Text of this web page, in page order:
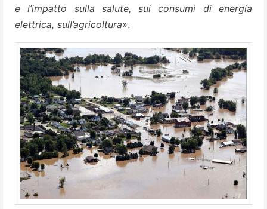
e l’impatto sulla salute, sui consumi di energia
elettrica, sull’agricoltura».